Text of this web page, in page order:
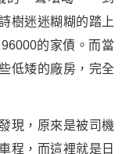
樹迷迷糊糊的踏上
的家債。而當
低矮的廠房，完全
現，原來是被司機
程，而這裡就是日